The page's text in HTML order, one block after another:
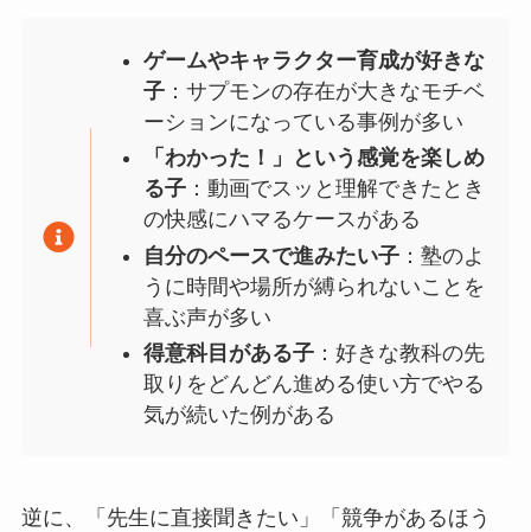
ゲームやキャラクター育成が好きな
子：サプモンの存在が大きなモチベ
ーションになっている事例が多い
「わかった！」という感覚を楽しめ
る子：動画でスッと理解できたとき
の快感にハマるケースがある
自分のペースで進みたい子：塾のよ
うに時間や場所が縛られないことを
喜ぶ声が多い
得意科目がある子：好きな教科の先
取りをどんどん進める使い方でやる
気が続いた例がある
逆に、「先生に直接聞きたい」「競争があるほう